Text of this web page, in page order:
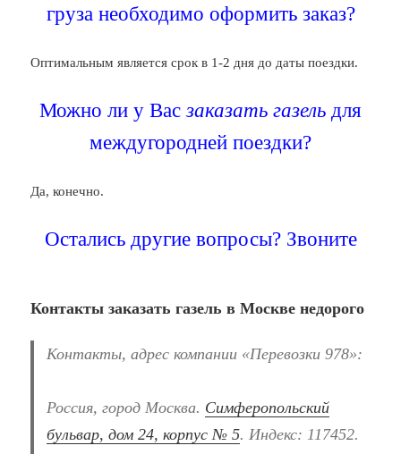
груза необходимо оформить заказ?
Оптимальным является срок в 1-2 дня до даты поездки.
Можно ли у Васзаказать газель для
междугородней поездки?
Да, конечно.
Остались другие вопросы? Звоните
Контакты заказать газель в Москве недорого
Контакты, адрес компании «Перевозки 978»:
Россия, город Москва. Симферопольский
бульвар, дом 24, корпус № 5. Индекс: 117452.